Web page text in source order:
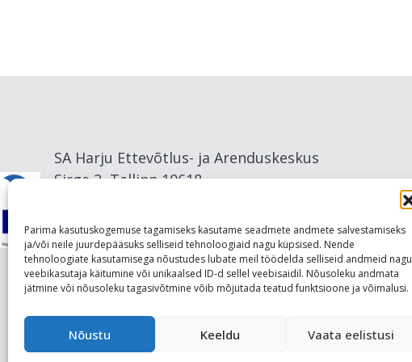
Parima kasutuskogemuse tagamiseks kasutame seadmete andmete salvestamiseks
ja/või neile juurdepääsuks selliseid tehnoloogiaid nagu küpsised. Nende
tehnoloogiate kasutamisega nõustudes lubate meil töödelda selliseid andmeid nagu
veebikasutaja käitumine või unikaalsed ID-d sellel veebisaidil. Nõusoleku andmata
jätmine või nõusoleku tagasivõtmine võib mõjutada teatud funktsioone ja võimalusi.
Nõustu Keeldu Vaata eelistusi
SA Harju Ettevõtlus- ja Arenduskeskus
Sirge 2, Tallinn 10618